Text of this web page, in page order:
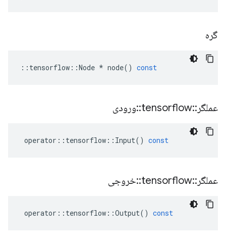
گره
:: tensorflow ::Node * node() const
عملگر ::
tensorflow
::ورودی
operator :: tensorflow :: Input() const
عملگر ::
tensorflow
::خروجی
operator :: tensorflow ::Output() const